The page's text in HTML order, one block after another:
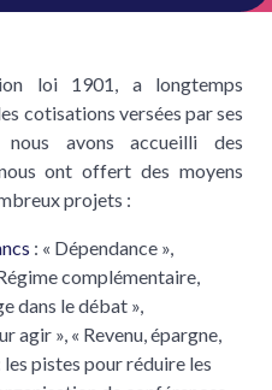
loi 1901, a longtemps
cotisations versées par ses
nous avons accueilli des
ont offert des moyens
projets :
: « Dépendance »,
complémentaire,
dans le débat »,
agir », « Revenu, épargne,
pistes pour réduire les